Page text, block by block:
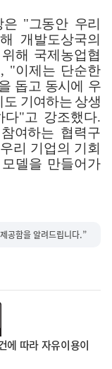
은 "그동안 우리
개발도상국의
해 국제농업협
, "이제는 단순한
돕고 동시에 우
기여하는 상생
다"고 강조했다.
여하는 협력구
리 기업의 기회
델을 만들어가
공함을 알려드립니다.”
에 따라 자유이용이